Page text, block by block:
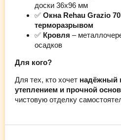
доски 36х96 мм
✅ Окна Rehau Grazio
терморазрывом
✅ Кровля –
осадков
Для кого?
Для тех, кто хочет надёжный
утеплением и прочной
чистовую отделку